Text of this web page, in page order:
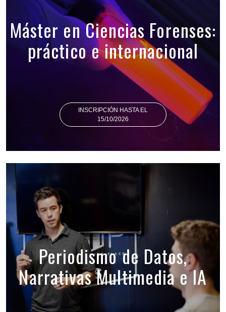
Máster en Ciencias Forenses:
práctico e internacional
INSCRIPCIÓN HASTA EL
15/10/2026
Periodismo de Datos,
Narrativas Multimedia e IA